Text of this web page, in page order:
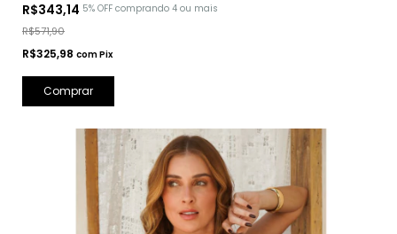
R$343,14 5% OFF comprando 4 ou mais
R$571,90
R$325,98 comPix
Comprar